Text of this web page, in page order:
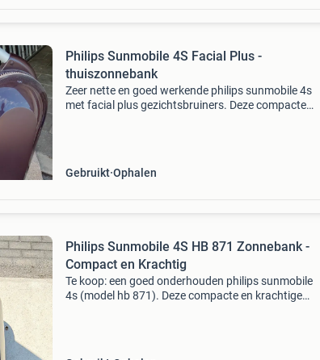
Philips Sunmobile 4S Facial Plus -
thuiszonnebank
Zeer nette en goed werkende philips sunmobile 4s
met facial plus gezichtsbruiners. Deze compacte
Gebruikt Ophalen
Philips Sunmobile 4S HB 871 Zonnebank -
Compact en Krachtig
Te koop: een goed onderhouden philips sunmobile
4s (model hb 871). Deze compacte en krachtige